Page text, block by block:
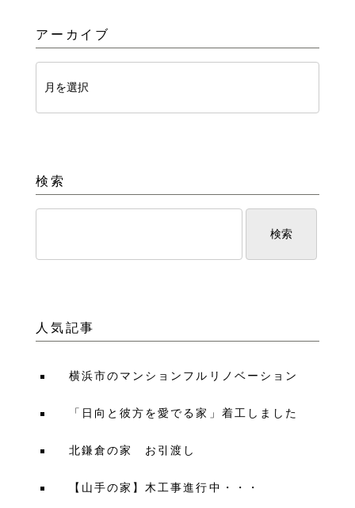
アーカイブ
検索
人気記事
横浜市のマンションフルリノベーション
「日向と彼方を愛でる家」着工しました
北鎌倉の家 お引渡し
【山手の家】木工事進行中・・・